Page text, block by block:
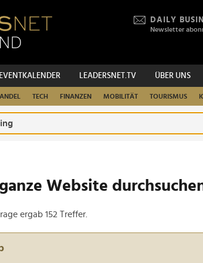
DAILY
Newsletter
EVENTKALENDER LEADERSNET.TV ÜBER UNS
TECH FINANZEN MOBILITÄT TOURISMUS
Website
ergab 152 Treffer.